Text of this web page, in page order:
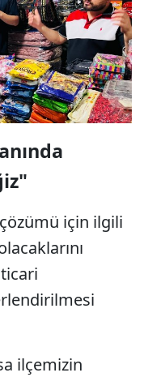
çözümü için ilgili
ticari
ilçemizin